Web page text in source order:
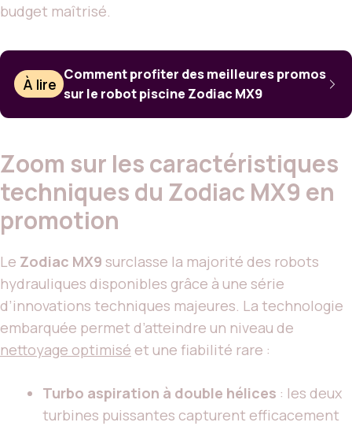
budget maîtrisé.
À lire
Comment profiter des meilleures promos
sur le robot piscine Zodiac MX9
Zoom sur les caractéristiques
techniques du Zodiac MX9 en
promotion
Le Zodiac MX9 surclasse la majorité des robots
hydrauliques disponibles grâce à une série
d’innovations techniques majeures. La technologie
embarquée permet d’atteindre un niveau de
nettoyage optimisé et une fiabilité rare :
Turbo aspiration à double hélices : les deux
turbines puissantes capturent efficacement